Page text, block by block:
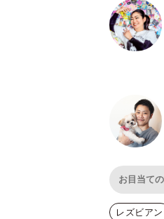
レズビアン